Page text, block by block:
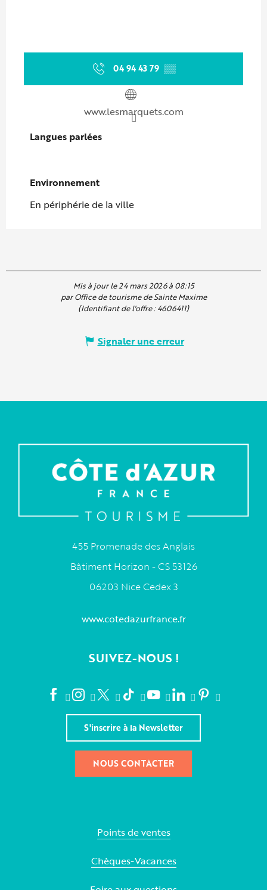
04 94 43 79 ▒▒
www.lesmarquets.com
Langues parlées
Langues parlées
Environnement
Environnement
En périphérie de la ville
Mis à jour le 24 mars 2026 à 08:15
par Office de tourisme de Sainte Maxime
(Identifiant de l'offre :4606411)
Signaler une erreur
455 Promenade des Anglais
Bâtiment Horizon - CS 53126
06203 Nice Cedex 3
www.cotedazurfrance.fr
SUIVEZ-NOUS !
S'inscrire à la Newsletter
NOUS CONTACTER
Points de ventes
Chèques-Vacances